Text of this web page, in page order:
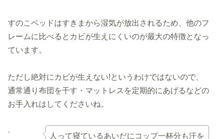
すのこベッドはすきまから湿気が放出されるため、他のフ
レームに比べるとカビが生えにくいのが最大の特徴となっ
ています。
ただし絶対にカビが生えない!というわけではないので、
通常通り布団を干す・マットレスを定期的にあげるなどの
お手入れはしてくださいね。
人って寝ているあいだにコップ一杯分も汗を